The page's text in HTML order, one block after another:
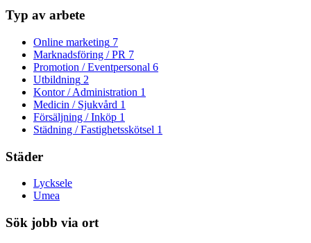
Typ av arbete
Online marketing 7
Marknadsföring / PR 7
Promotion / Eventpersonal 6
Utbildning 2
Kontor / Administration 1
Medicin / Sjukvård 1
Försäljning / Inköp 1
Städning / Fastighetsskötsel 1
Städer
Lycksele
Umea
Sök jobb via ort